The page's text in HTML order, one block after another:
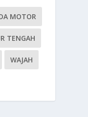
MOTOR
TENGAH
WAJAH